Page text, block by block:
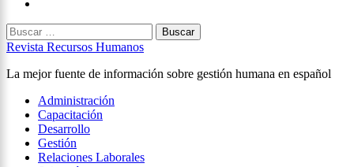
Buscar:
Revista Recursos Humanos
La mejor fuente de información sobre gestión humana en español
Menú
principal
Administración
Capacitación
Desarrollo
Gestión
Relaciones Laborales